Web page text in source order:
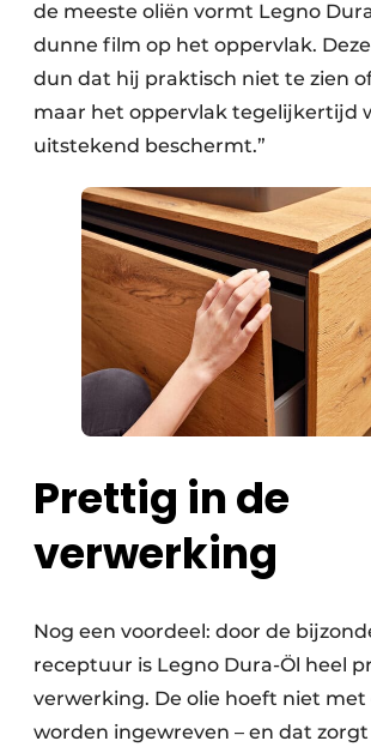
de meeste oliën vormt Legno
dunne film op het oppervlak.
dun dat hij praktisch niet te zien
maar het oppervlak tegelijkertijd
uitstekend beschermt.”
Prettig in de
verwerking
Nog een voordeel: door de
receptuur is Legno Dura-Öl heel
verwerking. De olie hoeft niet met
worden ingewreven – en dat zorgt